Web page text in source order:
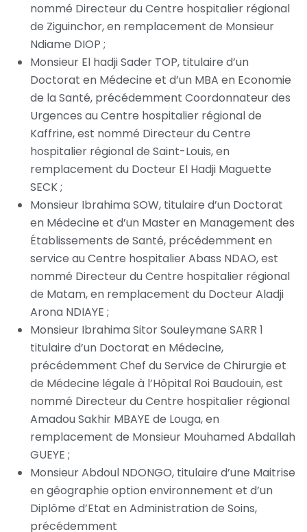
nommé Directeur du Centre hospitalier régional
de Ziguinchor, en remplacement de Monsieur
Ndiame DIOP ;
Monsieur El hadji Sader TOP, titulaire d’un
Doctorat en Médecine et d’un MBA en Economie
de la Santé, précédemment Coordonnateur des
Urgences au Centre hospitalier régional de
Kaffrine, est nommé Directeur du Centre
hospitalier régional de Saint-Louis, en
remplacement du Docteur El Hadji Maguette
SECK ;
Monsieur Ibrahima SOW, titulaire d’un Doctorat
en Médecine et d’un Master en Management des
Établissements de Santé, précédemment en
service au Centre hospitalier Abass NDAO, est
nommé Directeur du Centre hospitalier régional
de Matam, en remplacement du Docteur Aladji
Arona NDIAYE ;
Monsieur Ibrahima Sitor Souleymane SARR 1
titulaire d’un Doctorat en Médecine,
précédemment Chef du Service de Chirurgie et
de Médecine légale à l’Hôpital Roi Baudouin, est
nommé Directeur du Centre hospitalier régional
Amadou Sakhir MBAYE de Louga, en
remplacement de Monsieur Mouhamed Abdallah
GUEYE ;
Monsieur Abdoul NDONGO, titulaire d’une Maitrise
en géographie option environnement et d’un
Diplôme d’Etat en Administration de Soins,
précédemment